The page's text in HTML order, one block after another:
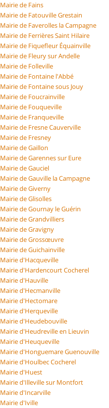
Mairie de Fains
Mairie de Fatouville Grestain
Mairie de Faverolles la Campagne
Mairie de Ferrières Saint Hilaire
Mairie de Fiquefleur Équainville
Mairie de Fleury sur Andelle
Mairie de Folleville
Mairie de Fontaine l'Abbé
Mairie de Fontaine sous Jouy
Mairie de Foucrainville
Mairie de Fouqueville
Mairie de Franqueville
Mairie de Fresne Cauverville
Mairie de Fresney
Mairie de Gaillon
Mairie de Garennes sur Eure
Mairie de Gauciel
Mairie de Gauville la Campagne
Mairie de Giverny
Mairie de Glisolles
Mairie de Gournay le Guérin
Mairie de Grandvilliers
Mairie de Gravigny
Mairie de Grossœuvre
Mairie de Guichainville
Mairie d'Hacqueville
Mairie d'Hardencourt Cocherel
Mairie d'Hauville
Mairie d'Hecmanville
Mairie d'Hectomare
Mairie d'Herqueville
Mairie d'Heudebouville
Mairie d'Heudreville en Lieuvin
Mairie d'Heuqueville
Mairie d'Honguemare Guenouville
Mairie d'Houlbec Cocherel
Mairie d'Huest
Mairie d'Illeville sur Montfort
Mairie d'Incarville
Mairie d'Iville